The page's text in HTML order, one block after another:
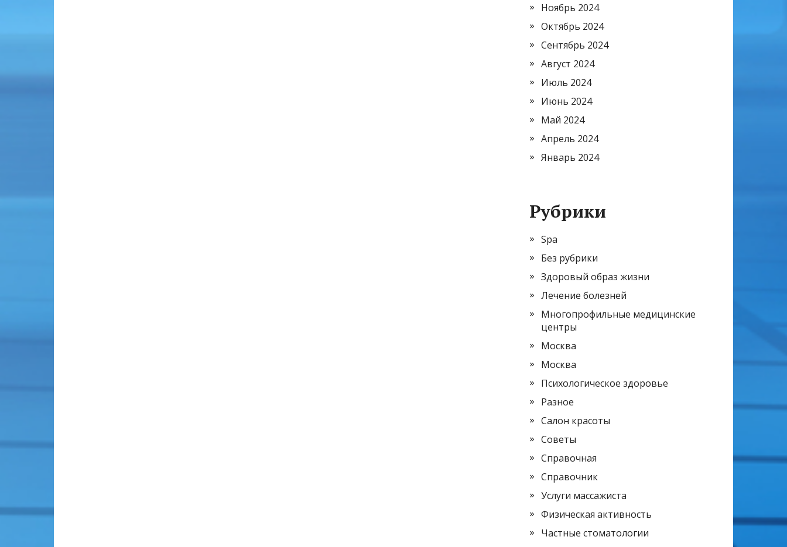
Ноябрь 2024
Октябрь 2024
Сентябрь 2024
Август 2024
Июль 2024
Июнь 2024
Май 2024
Апрель 2024
Январь 2024
Рубрики
Spa
Без рубрики
Здоровый образ жизни
Лечение болезней
Многопрофильные медицинские
центры
Москва
Москва
Психологическое здоровье
Разное
Салон красоты
Советы
Справочная
Справочник
Услуги массажиста
Физическая активность
Частные стоматологии